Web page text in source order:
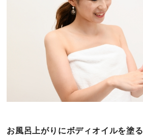
お風呂上がりにボディオイルを塗る